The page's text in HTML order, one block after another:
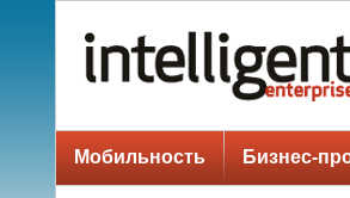
Мобильность Бизнес-